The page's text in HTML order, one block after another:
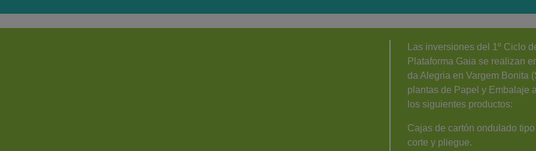
Las inversiones del 1º Ciclo
Plataforma Gaia se realizan
da Alegria en Vargem Bonita
plantas de Papel y Embalaje
los siguientes productos:
Cajas de cartón ondulado
corte y pliegue.